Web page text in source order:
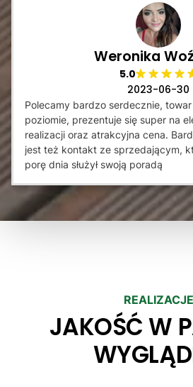
Weronika
5.0
2023-06-30
Polecamy bardzo serdecznie,
poziomie, prezentuje się super na
realizacji oraz atrakcyjna cena.
jest też kontakt ze sprzedającym,
porę dnia służył swoją poradą
REALIZACJE
JAKOŚĆ W